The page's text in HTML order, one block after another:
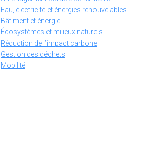
Eau, électricité et énergies renouvelables
Bâtiment et énergie
Écosystèmes et milieux naturels
Réduction de l’impact carbone
Gestion des déchets
Mobilité